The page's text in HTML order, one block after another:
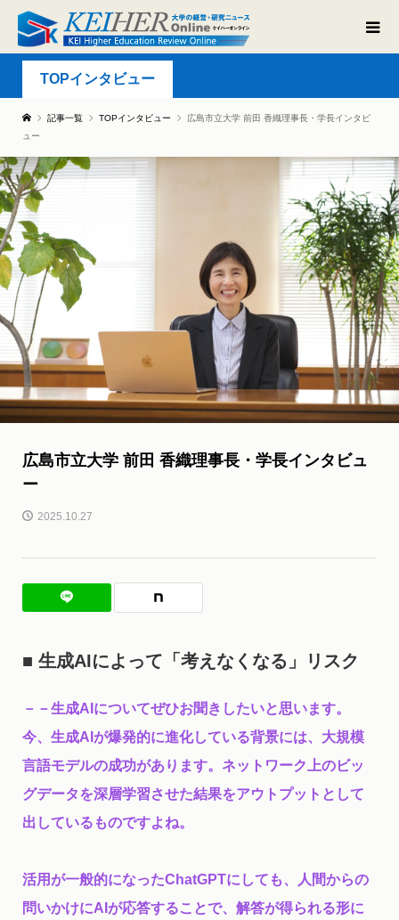
TOPインタビュー
記事一覧 TOPインタビュー
広島市立大学 前田 香織理事長・学長インタビ
ュー
広島市立大学 前田 香織理事長・学長インタビュ
ー
2025.10.27
■ 生成AIによって「考えなくなる」リスク
－－生成AIについてぜひお聞きしたいと思います。
今、生成AIが爆発的に進化している背景には、大規模
言語モデルの成功があります。ネットワーク上のビッ
グデータを深層学習させた結果をアウトプットとして
出しているものですよね。
活用が一般的になったChatGPTにしても、人間からの
問いかけにAIが応答することで、解答が得られる形に